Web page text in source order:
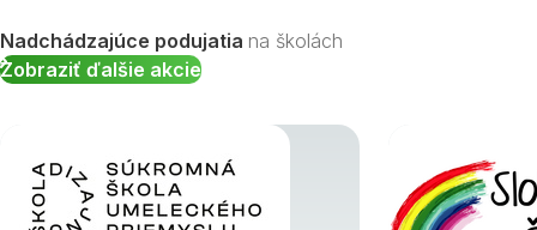
Nadchádzajúce podujatia na školách
Zobraziť ďalšie akcie